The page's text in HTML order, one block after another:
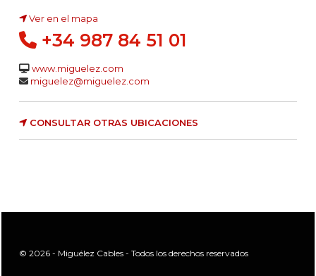
Ver en el mapa
+34 987 84 51 01
www.miguelez.com
miguelez@miguelez.com
CONSULTAR OTRAS UBICACIONES
© 2026 - Miguélez Cables - Todos los derechos reservados